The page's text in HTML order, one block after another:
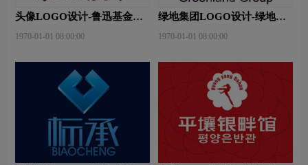
头像LOGO设计-鲁迅基金会
1970-01-01 08:00:00
绿地集团LOGO设计-绿地集
1970-01-01 08:00:00